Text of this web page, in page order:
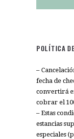
POLÍTICA
–
fecha de
convertirá
cobrar el
– Estas
estancias
especiales